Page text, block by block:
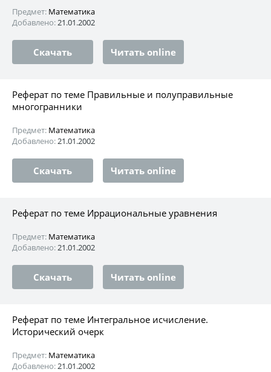
Предмет: Математика
Добавлено:21.01.2002
Скачать Читать online
Реферат по теме Правильные и полуправильные
многогранники
Предмет: Математика
Добавлено:21.01.2002
Скачать Читать online
Реферат по теме Иррациональные уравнения
Предмет: Математика
Добавлено:21.01.2002
Скачать Читать online
Реферат по теме Интегральное исчисление.
Исторический очерк
Предмет: Математика
Добавлено:21.01.2002